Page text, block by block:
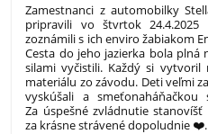
Zamestnanci z automobilky
pripravili vo štvrtok
zoznámili s ich enviro žabiakom
Cesta do jeho jazierka bola
silami vyčistili. Každý si vytvoril
materiálu zo závodu. Deti veľmi
vyskúšali a
Za úspešné zvládnutie
za krásne strávené dopoludnie ❤️.